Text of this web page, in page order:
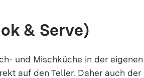
& Serve)
und Mischküche in der eigenen
auf den Teller. Daher auch der